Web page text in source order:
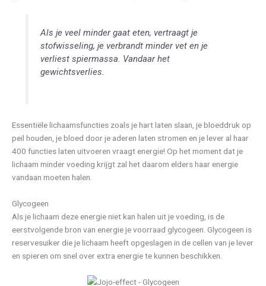
Als je veel minder gaat eten, vertraagt je
stofwisseling, je verbrandt minder vet en je
verliest spiermassa. Vandaar het
gewichtsverlies.
Essentiële lichaamsfuncties zoals je hart laten slaan, je bloeddruk op
peil houden, je bloed door je aderen laten stromen en je lever al haar
400 functies laten uitvoeren vraagt energie! Op het moment dat je
lichaam minder voeding krijgt zal het daarom elders haar energie
vandaan moeten halen.
Glycogeen
Als je lichaam deze energie niet kan halen uit je voeding, is de
eerstvolgende bron van energie je voorraad glycogeen. Glycogeen is
reservesuiker die je lichaam heeft opgeslagen in de cellen van je lever
en spieren om snel over extra energie te kunnen beschikken.